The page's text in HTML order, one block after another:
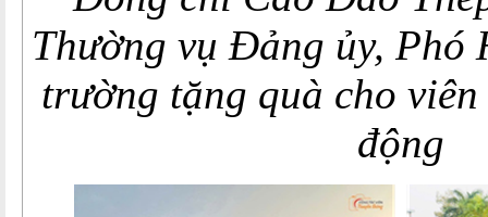
Thường vụ Đảng ủy, Phó
trường tặng quà cho
động